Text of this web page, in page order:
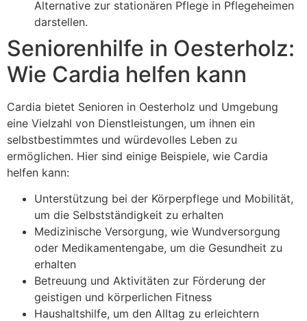
Alternative zur stationären Pflege in Pflegeheimen
darstellen.
Seniorenhilfe in Oesterholz:
Wie Cardia helfen kann
Cardia bietet Senioren in Oesterholz und Umgebung
eine Vielzahl von Dienstleistungen, um ihnen ein
selbstbestimmtes und würdevolles Leben zu
ermöglichen. Hier sind einige Beispiele, wie Cardia
helfen kann:
Unterstützung bei der Körperpflege und Mobilität,
um die Selbstständigkeit zu erhalten
Medizinische Versorgung, wie Wundversorgung
oder Medikamentengabe, um die Gesundheit zu
erhalten
Betreuung und Aktivitäten zur Förderung der
geistigen und körperlichen Fitness
Haushaltshilfe, um den Alltag zu erleichtern